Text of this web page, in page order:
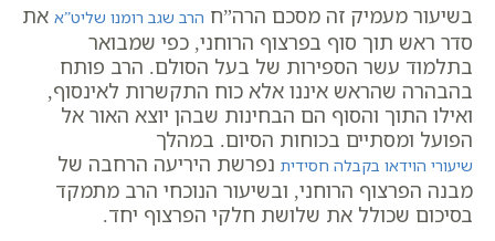
בשיעור מעמיק זה מסכם הרה”ח הרב שגב רומנו שליט”א את
סדר ראש תוך סוף בפרצוף הרוחני, כפי שמבואר
בתלמוד עשר הספירות של בעל הסולם. הרב פותח
בהבהרה שהראש איננו אלא כוח התקשרות לאינסוף,
ואילו התוך והסוף הם הבחינות שבהן יוצא האור אל
הפועל ומסתיים בכוחות הסיום. במהלך
שיעורי הוידאו בקבלה חסידית נפרשת היריעה הרחבה של
מבנה הפרצוף הרוחני, ובשיעור הנוכחי הרב מתמקד
בסיכום שכולל את שלושת חלקי הפרצוף יחד.